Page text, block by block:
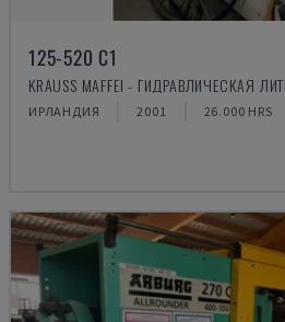
125-520 C1
KRAUSS MAFFEI - ГИДРАВЛИЧЕСКАЯ
ИРЛАНДИЯ 2001 26.000 HRS